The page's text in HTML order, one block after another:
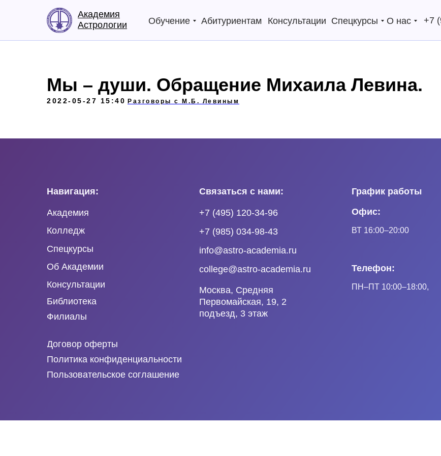
Обучение Спецкурсы О нас +7
Академия
Астрологии
Консультации
Абитуриентам
Мы – души. Обращение Михаила Левина.
2022-05-27 15:40 Разговоры с М.Б. Левиным
Навигация:
Академия
Колледж
Спецкурсы
Об Академии
Консультации
Библиотека
Пользовательское соглашение
Договор оферты
Политика конфиденциальности
Связаться с нами:
+7 (495) 120-34-96
+7 (985) 034-98-43
info@astro-academia.ru
Москва, Средняя
Первомайская, 19, 2
подъезд, 3 этаж
college@astro-academia.ru
График работы
Офис:
Телефон:
ВТ 16:00–20:00
ПН–ПТ 10:00–18:00,
Филиалы